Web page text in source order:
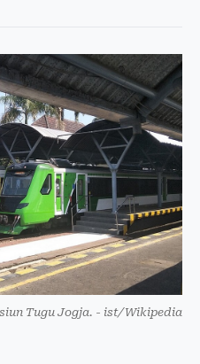
Tugu Jogja. - ist/Wikipedia